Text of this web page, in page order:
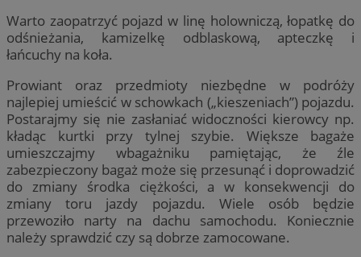
Warto zaopatrzyć pojazd w linę holowniczą, łopatkę do
odśnieżania, kamizelkę odblaskową, apteczkę i
łańcuchy na koła.
Prowiant oraz przedmioty niezbędne w podróży
najlepiej umieścić w schowkach („kieszeniach”) pojazdu.
Postarajmy się nie zasłaniać widoczności kierowcy np.
kładąc kurtki przy tylnej szybie. Większe bagaże
umieszczajmy wbagażniku pamiętając, że źle
zabezpieczony bagaż może się przesunąć i doprowadzić
do zmiany środka ciężkości, a w konsekwencji do
zmiany toru jazdy pojazdu. Wiele osób będzie
przewoziło narty na dachu samochodu. Koniecznie
należy sprawdzić czy są dobrze zamocowane.